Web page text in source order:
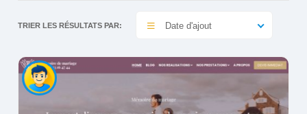
TRIER LES RÉSULTATS PAR: Date d'ajout